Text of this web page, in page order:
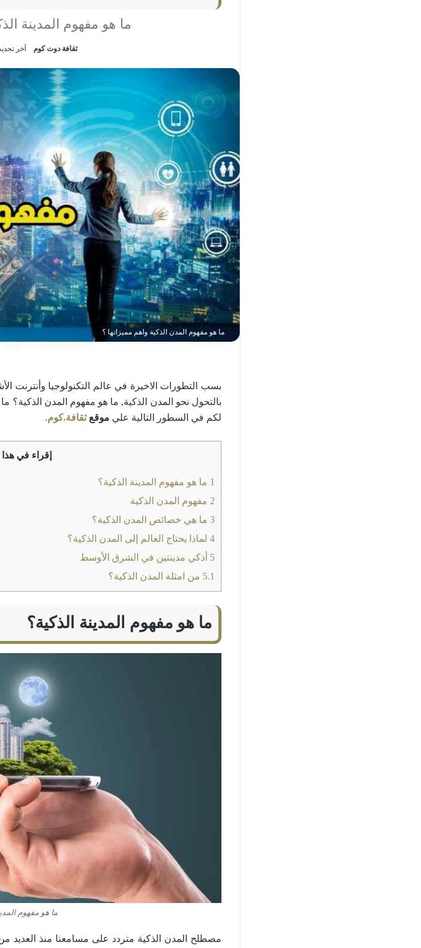
ما هو مفهوم المدينة
ثقافة دوت كوم آخر تحديث: 22
ما هو مفهوم المدن الذكية واهم مميزاتها ؟
بسب التطورات الاخيرة في عالم التكنولوجيا وأنترنت
بالتحول نحو المدن الذكية, ما هو مفهوم المدن
لكم في السطور التالية علي موقعثقافة.كوم.
إقراء في هذا
1 ما هو مفهوم المدينة الذكية؟
2 مفهوم المدن الذكية
3ما هي خصائص المدن الذكية؟
4لماذا يحتاج العالم إلى المدن الذكية؟
5 أذكي مدينتين في الشرق الأوسط
5.1 من امثلة المدن الذكية؟
ما هو مفهوم المدينة الذكية؟
ما هو مفهوم
مصطلح المدن الذكية متردد على مسامعنا منذ العديد